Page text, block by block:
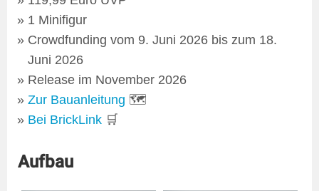
1 Minifigur
Crowdfunding vom 9. Juni 2026 bis zum 18.
Juni 2026
Release im November 2026
Zur Bauanleitung 🗺
Bei BrickLink 🛒
Aufbau